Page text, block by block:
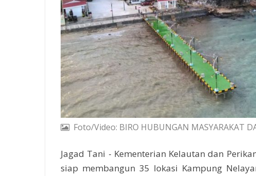
Foto/Video: BIRO HUBUNGAN MASYARAKAT
Jagad Tani - Kementerian Kelautan dan
siap membangun 35 lokasi Kampung